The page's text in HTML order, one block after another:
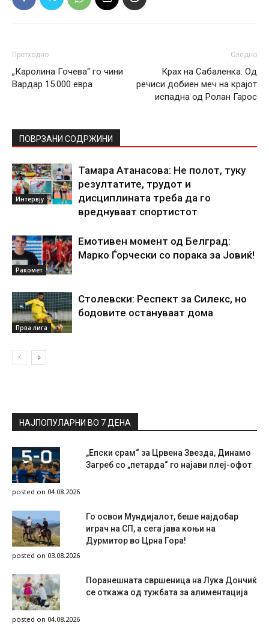
Претходно
„Каролина Гочева“ го чини
Вардар 15.000 евра
Следно
Крах на Сабаленка: Од
речиси добиен меч на крајот
испадна од Ролан Гарос
ПОВРЗАНИ СОДРЖИНИ
Интервју
Тамара Атанасова: Не полот, туку
резултатите, трудот и
дисциплината треба да го
вреднуваат спортистот
Ракомет
Емотивен момент од Белград:
Марко Ѓорчески со порака за Јовиќ!
Прва лига
Столевски: Респект за Силекс, но
бодовите остануваат дома
НАЈПОПУЛАРНИ ВО 7 ДЕНА
„Епски срам“ за Црвена Звезда, Динамо
Загреб со „петарда“ го најави плеј-офот
posted on 04.08.2026
Го освои Мундијалот, беше најдобар
играч на СП, а сега јава коњи на
Дурмитор во Црна Гора!
posted on 03.08.2026
Поранешната свршеница на Лука Дончиќ
се откажа од тужбата за алиментација
posted on 04.08.2026